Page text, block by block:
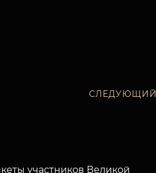
СЛЕДУЮЩИЙ
участников Великой